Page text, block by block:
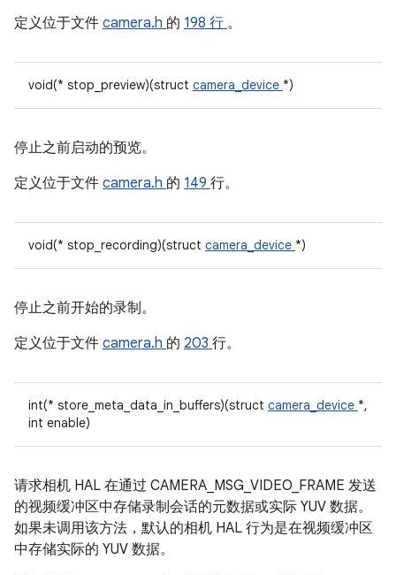
定义位于文件 camera.h 的 198 行 。
void(* stop_preview)(struct camera_device *)
停止之前启动的预览。
定义位于文件 camera.h 的 149 行。
void(* stop_recording)(struct camera_device *)
停止之前开始的录制。
定义位于文件 camera.h 的 203 行。
int(* store_meta_data_in_buffers)(struct camera_device *,
int enable)
请求相机 HAL 在通过 CAMERA_MSG_VIDEO_FRAME 发送
的视频缓冲区中存储录制会话的元数据或实际 YUV 数据。
如果未调用该方法，默认的相机 HAL 行为是在视频缓冲区
中存储实际的 YUV 数据。